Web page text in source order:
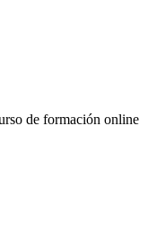
de formación online